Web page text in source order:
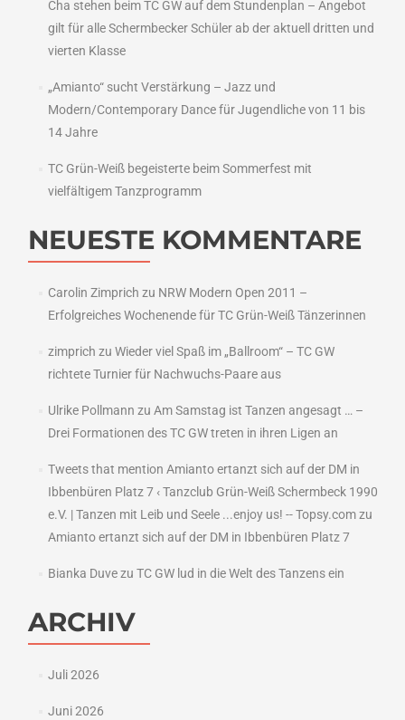
Cha stehen beim TC GW auf dem Stundenplan – Angebot
gilt für alle Schermbecker Schüler ab der aktuell dritten und
vierten Klasse
„Amianto“ sucht Verstärkung – Jazz und
Modern/Contemporary Dance für Jugendliche von 11 bis
14 Jahre
TC Grün-Weiß begeisterte beim Sommerfest mit
vielfältigem Tanzprogramm
NEUESTE KOMMENTARE
Carolin Zimprich zu NRW Modern Open 2011 –
Erfolgreiches Wochenende für TC Grün-Weiß Tänzerinnen
zimprich zu Wieder viel Spaß im „Ballroom“ – TC GW
richtete Turnier für Nachwuchs-Paare aus
Ulrike Pollmann zu Am Samstag ist Tanzen angesagt … –
Drei Formationen des TC GW treten in ihren Ligen an
Tweets that mention Amianto ertanzt sich auf der DM in
Ibbenbüren Platz 7 ‹ Tanzclub Grün-Weiß Schermbeck 1990
e.V. | Tanzen mit Leib und Seele ...enjoy us! -- Topsy.comzu
Amianto ertanzt sich auf der DM in Ibbenbüren Platz 7
Bianka Duvezu TC GW lud in die Welt des Tanzens ein
ARCHIV
Juli 2026
Juni 2026